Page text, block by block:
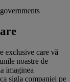
exclusive care vă
noastre de
imaginea
sigla companiei pe